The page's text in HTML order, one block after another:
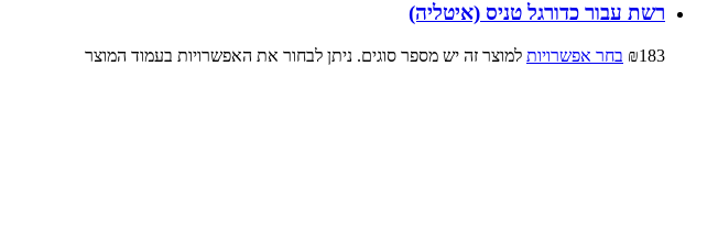
רשת עבור כדורגל טניס (איטליה)
₪183 בחר אפשרויות למוצר זה יש מספר סוגים. ניתן לבחור את האפשרויות בעמוד המוצר